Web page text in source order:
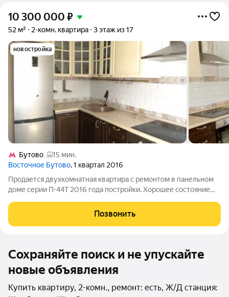
10 300 000 ₽
52 м² 2-комн. квартира 3 этаж из 17
новостройка
Бутово
15 мин.
Восточное Бутово, 1 квартал 2016
Продается двухкомнатная квартира с ремонтом в панельном
доме серии П-44Т 2016 года постройки. Хорошее состояние
встроенной техникой, подогрев пола, на кухне угловой эркер.
2 взpослых собcтвенника
Позвонить
Сохраняйте поиск и не упускайте
новые объявления
Купить квартиру, 2-комн., ремонт: есть, Ж/Д станция: